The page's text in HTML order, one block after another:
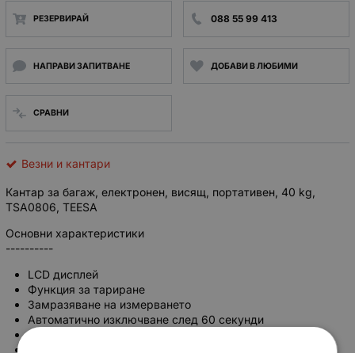
РЕЗЕРВИРАЙ 088 55 99 413
НАПРАВИ ЗАПИТВАНЕ ДОБАВИ В ЛЮБИМИ
СРАВНИ
Везни и кантари
Кантар за багаж, електронен, висящ, портативен, 40 kg,
TSA0806, TEESA
Основни характеристики
----------
LCD дисплей
Функция за тариране
Замразяване на измерването
Автоматично изключване след 60 секунди
Индикатор за изтощена батерия и претоварване